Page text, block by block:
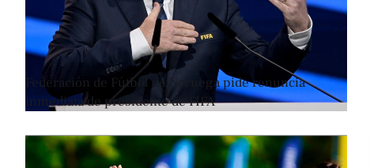
Federación de Fútbol de Noruega pide renuncia
inmediata de presidente de FIFA